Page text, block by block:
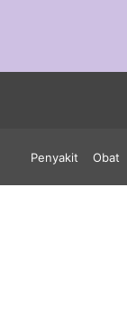
Penyakit Obat